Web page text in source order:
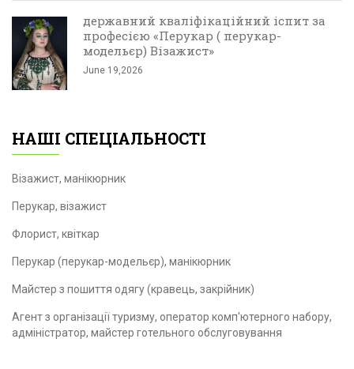
державний кваліфікаційний іспит за
професією «Перукар ( перукар-
модельєр) Візажист»
June 19,2026
НАШІ СПЕЦІАЛЬНОСТІ
Візажист, манікюрник
Перукар, візажист
Флорист, квіткар
Перукар (перукар-модельєр), манікюрник
Майстер з пошиття одягу (кравець, закрійник)
Агент з організації туризму, оператор комп'ютерного набору,
адміністратор, майстер готельного обслуговування